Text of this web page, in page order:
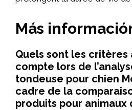
Más
Quels sont les critères
compte lors de
tondeuse pour chien
cadre de la
produits pour animaux